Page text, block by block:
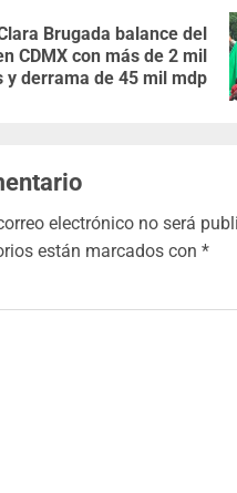
Brugada balance del
CDMX con más de 2 mil
y derrama de 45 mil mdp
electrónico no será
están marcados con *